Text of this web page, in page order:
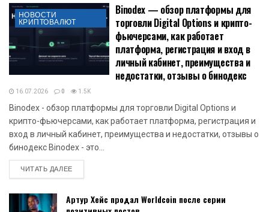
НОВОСТИ
КРИПТОВАЛЮТ
Binodex — обзор платформы для
торговли Digital Options и крипто-
фьючерсами, как работает
платформа, регистрация и вход в
личный кабинет, преимущества и
недостатки, отзывы о бинодекс
16.07.2026 0 1.5K
Binodex - обзор платформы для торговли Digital Options и
крипто-фьючерсами, как работает платформа, регистрация и
вход в личный кабинет, преимущества и недостатки, отзывы о
бинодекс Binodex - это...
ЧИТАТЬ ДАЛЕЕDETAILS
Артур Хейс продал Worldcoin после серии